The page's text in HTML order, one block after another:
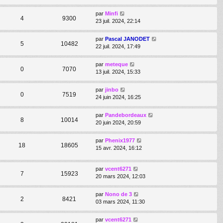
4 9300
par Minfi
23 juil. 2024, 22:14
5 10482
par Pascal JANODET
22 juil. 2024, 17:49
0 7070
par meteque
13 juil. 2024, 15:33
0 7519
par jinbo
24 juin 2024, 16:25
8 10014
par Pandebordeaux
20 juin 2024, 20:59
18 18605
par Phenix1977
15 avr. 2024, 16:12
7 15923
par vcent6271
20 mars 2024, 12:03
2 8421
par Nono de 3
03 mars 2024, 11:30
par vcent6271